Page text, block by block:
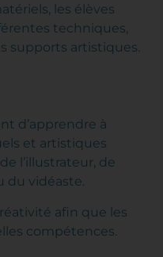
les élèves
techniques,
supports artistiques.
d’apprendre à
et artistiques
l’illustrateur, de
du vidéaste.
afin que les
compétences.